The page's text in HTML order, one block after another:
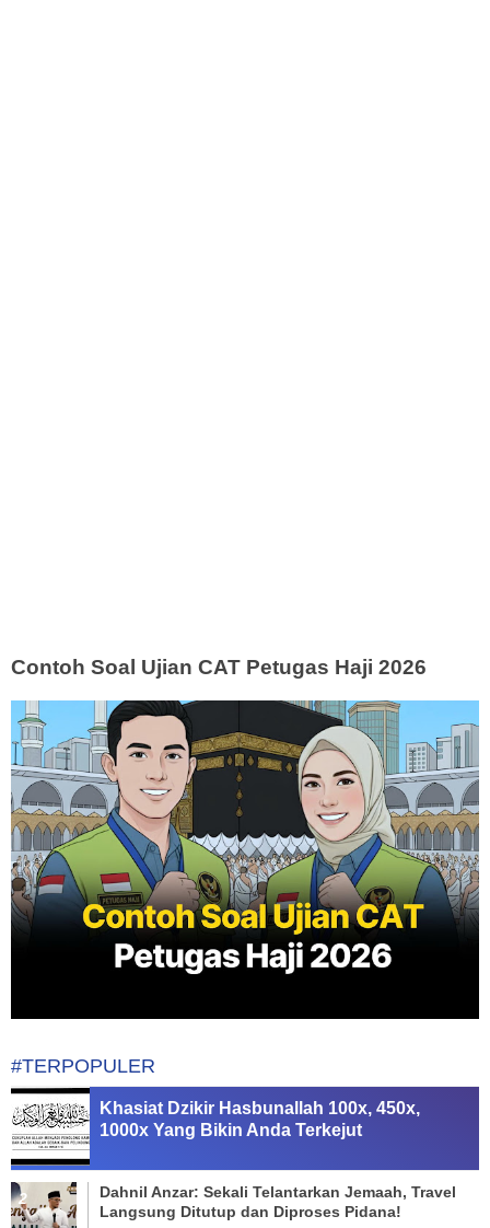
Contoh Soal Ujian CAT Petugas Haji 2026
#TERPOPULER
Khasiat Dzikir Hasbunallah 100x, 450x,
1000x Yang Bikin Anda Terkejut
Dahnil Anzar: Sekali Telantarkan Jemaah, Travel
Langsung Ditutup dan Diproses Pidana!